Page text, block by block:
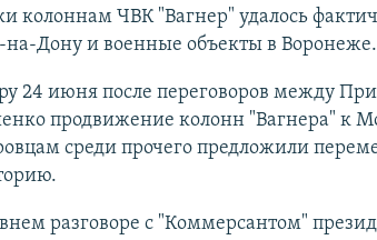
колоннам ЧВК "Вагнер" удалось
на-Дону и военные объекты в Воронеже.
24 июня после переговоров между
продвижение колонн "Вагнера" к
среди прочего предложили
разговоре с "Коммерсантом"